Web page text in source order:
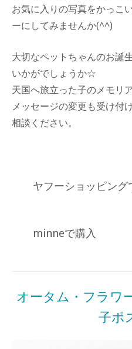
お気に入りの写真をかっこ
ーにしてみませんか(^^)
大切なペットちゃんのお誕
いかがでしょうか☆
天国へ旅立った子のメモリ
メッセージの変更も受け付
相談ください。
ヤフーショッピング
minneで購入
オータム・フラワ
子ポ